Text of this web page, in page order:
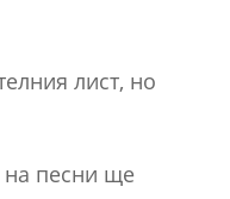
лист, но
на песни ще